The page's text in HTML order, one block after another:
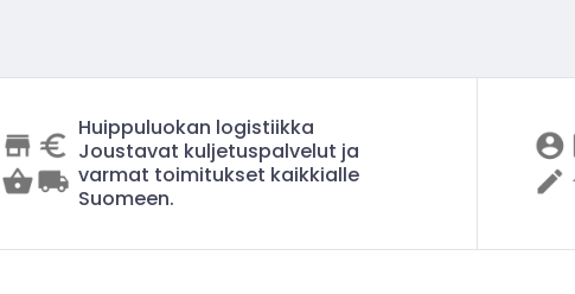
Huippuluokan logistiikka
Joustavat kuljetuspalvelut ja
varmat toimitukset kaikkialle
Suomeen.